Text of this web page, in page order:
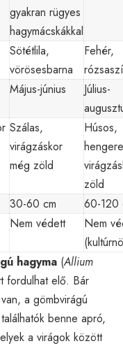
gyakran rügyes
hagymácskákkal
Sötétlila,
vörösesbarna
Fehér,
Május-június
Július-
Szálas,
virágzáskor
még zöld
Húsos,
zöld
30-60 cm
60-120
Nem védett
Nem
hagyma (Allium
fordulhat elő. Bár
a gömbvirágú
benne apró,
a virágok között